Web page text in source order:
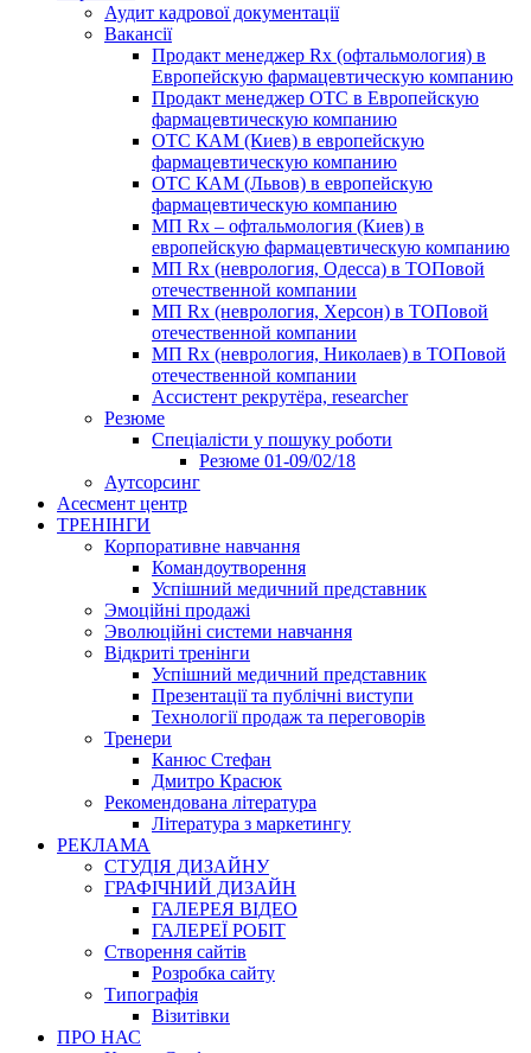
Аудит кадрової документації
Вакансії
Продакт менеджер Rx (офтальмология) в
Европейскую фармацевтическую компанию
Продакт менеджер ОТС в Европейскую
фармацевтическую компанию
ОТС КАМ (Киев) в европейскую
фармацевтическую компанию
ОТС КАМ (Львов) в европейскую
фармацевтическую компанию
МП Rx – офтальмология (Киев) в
европейскую фармацевтическую компанию
МП Rx (неврология, Одесса) в ТОПовой
отечественной компании
МП Rx (неврология, Херсон) в ТОПовой
отечественной компании
МП Rx (неврология, Николаев) в ТОПовой
отечественной компании
Ассистент рекрутёра, researcher
Резюме
Cпеціалісти у пошуку роботи
Резюме 01-09/02/18
Аутсорсинг
Асесмент центр
ТРЕНІНГИ
Корпоративне навчання
Командоутворення
Успішний медичний представник
Эмоційні продажі
Эволюційні системи навчання
Відкриті тренінги
Успішний медичний представник
Презентації та публічні виступи
Технології продаж та переговорів
Тренери
Канюс Стефан
Дмитро Красюк
Рекомендована література
Література з маркетингу
РЕКЛАМА
СТУДІЯ ДИЗАЙНУ
ГРАФІЧНИЙ ДИЗАЙН
ГАЛЕРЕЯ ВІДЕО
ГАЛЕРЕЇ РОБІТ
Створення сайтів
Розробка сайту
Типографія
Візитівки
ПРО НАС